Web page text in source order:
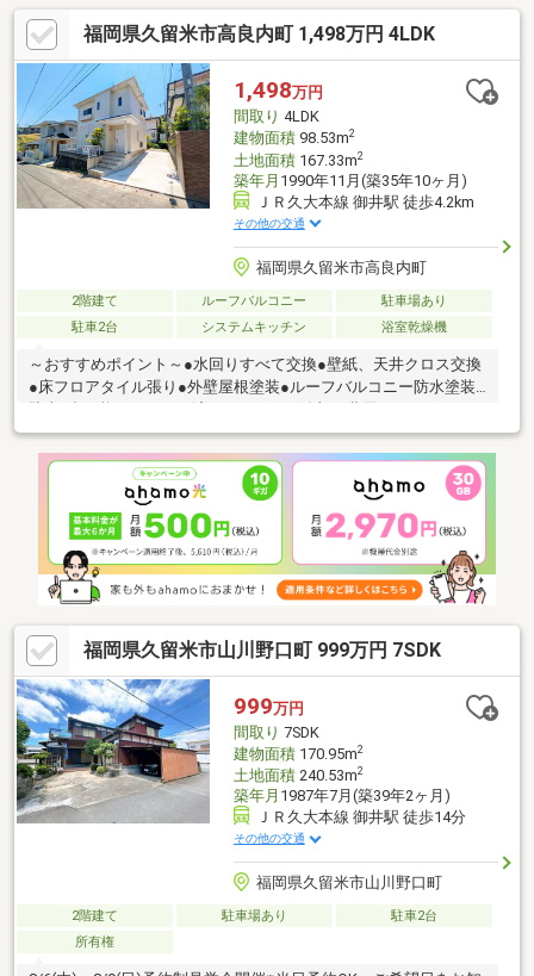
すぐに入居可能です■オール電化、公営上下水道で快適！----------
周辺環境----------□セブンイレブン久留米高良内店まで徒歩約5分/
約400ｍ□西鉄バス「自衛隊アパート前」停まで徒歩約5分/約420
ｍ□久留米市立高良内小学校まで徒歩約分/約1300ｍ□久留米市立
明星中学校まで徒歩約15分/約1200ｍ
福岡県久留米市高良内町 1,498万円 4LDK
1,498万円
間取り 4LDK
建物面積98.53m2
土地面積167.33m2
築年月 1990年11月(築35年10ヶ月)
ＪＲ久大本線 御井駅 徒歩4.2km
その他の交通
福岡県久留米市高良内町
2階建て ルーフバルコニー
駐車場あり
駐車2台
システムキッチン 浴室乾燥機
～おすすめポイント～●水回りすべて交換●壁紙、天井クロス交換
●床フロアタイル張り●外壁屋根塗装●ルーフバルコニー防水塗装●
くそのまま住み始めれます。諸費用含めて住宅ローンを借りても
35年払いであれば4万円台。駐車場もあって、ペットも飼えて、
自分好みにカスタマイズもできてこの支払額は魅力的ではないで
しょうか。頭金・自己資金ゼロでも購入可能です。
福岡県久留米市山川野口町 999万円 7SDK
999万円
間取り 7SDK
建物面積170.95m2
土地面積240.53m2
築年月 1987年7月(築39年2ヶ月)
ＪＲ久大本線 御井駅 徒歩14分
その他の交通
福岡県久留米市山川野口町
2階建て 駐車場あり
駐車2台
所有権